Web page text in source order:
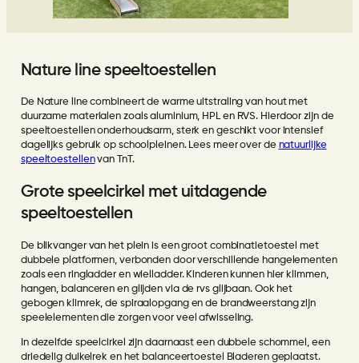
Nature line speeltoestellen
De Nature line combineert de warme uitstraling van hout met
duurzame materialen zoals aluminium, HPL en RVS. Hierdoor zijn de
speeltoestellen onderhoudsarm, sterk en geschikt voor intensief
dagelijks gebruik op schoolpleinen. Lees meer over de natuurlijke
speeltoestellenvan TnT.
Grote speelcirkel met uitdagende
speeltoestellen
De blikvanger van het plein is een groot combinatietoestel met
dubbele platformen, verbonden door verschillende hangelementen
zoals een ringladder en wielladder. Kinderen kunnen hier klimmen,
hangen, balanceren en glijden via de rvs glijbaan. Ook het
gebogen klimrek, de spiraalopgang en de brandweerstang zijn
speelelementen die zorgen voor veel afwisseling.
In dezelfde speelcirkel zijn daarnaast een dubbele schommel, een
driedelig duikelrek en het balanceertoestel Bladeren geplaatst.